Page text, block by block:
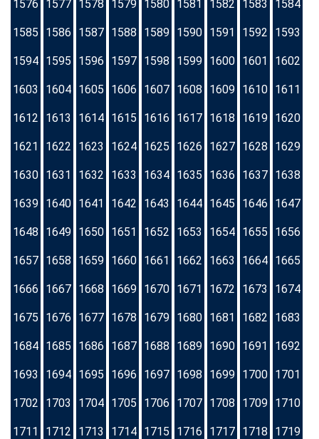
1576 1577 1578 1579 1580 1581 1582 1583 1584
1585 1586 1587 1588 1589 1590 1591 1592 1593
1594 1595 1596 1597 1598 1599 1600 1601 1602
1603 1604 1605 1606 1607 1608 1609 1610 1611
1612 1613 1614 1615 1616 1617 1618 1619 1620
1621 1622 1623 1624 1625 1626 1627 1628 1629
1630 1631 1632 1633 1634 1635 1636 1637 1638
1639 1640 1641 1642 1643 1644 1645 1646 1647
1648 1649 1650 1651 1652 1653 1654 1655 1656
1657 1658 1659 1660 1661 1662 1663 1664 1665
1666 1667 1668 1669 1670 1671 1672 1673 1674
1675 1676 1677 1678 1679 1680 1681 1682 1683
1684 1685 1686 1687 1688 1689 1690 1691 1692
1693 1694 1695 1696 1697 1698 1699 1700 1701
1702 1703 1704 1705 1706 1707 1708 1709 1710
1711 1712 1713 1714 1715 1716 1717 1718 1719